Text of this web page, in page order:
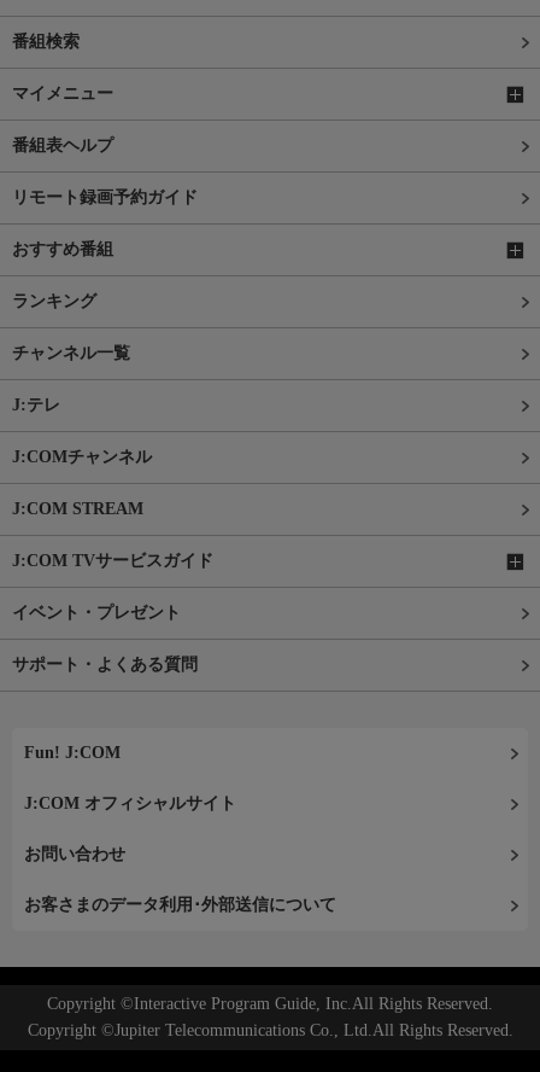
番組検索
マイメニュー
番組表ヘルプ
リモート録画予約ガイド
おすすめ番組
ランキング
チャンネル一覧
J:テレ
J:COMチャンネル
J:COM STREAM
J:COM TVサービスガイド
イベント・プレゼント
サポート・よくある質問
Fun! J:COM
J:COM オフィシャルサイト
お問い合わせ
お客さまのデータ利用･外部送信について
Copyright ©Interactive Program Guide, Inc.All Rights Reserved.
Copyright ©Jupiter Telecommunications Co., Ltd.All Rights Reserved.